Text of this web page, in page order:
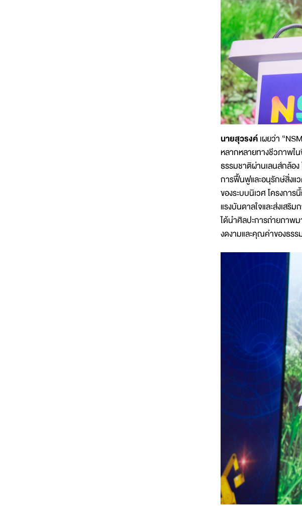
นายสุวรงค์เผยว่า
หลากหลายทางชีวภาพใ
ธรรมชาติผ่านเลนส์กล้อ
การฟื้นฟูและอนุรักษ์สิ่งแ
ของระบบนิเวศ โครงกา
แรงบันดาลใจและส่งเสริ
ได้นำศิลปะการถ่ายภาพ
งดงามและคุณค่าของธรร